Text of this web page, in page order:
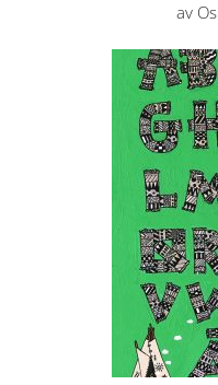
av